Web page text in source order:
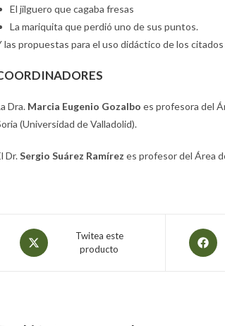
El jilguero que cagaba fresas
La mariquita que perdió uno de sus puntos.
las propuestas para el uso didáctico de los
Dra. Marcia Eugenio Gozalbo es profesora del
(Universidad de Valladolid).
Dr.Sergio Suárez Ramírez es profesor del Área
Twitea este
producto